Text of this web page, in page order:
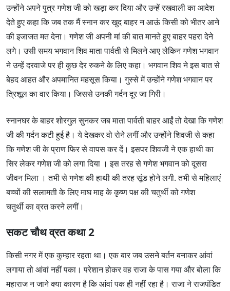
उन्होंने अपने पुत्र गणेश जी को खड़ा कर दिया और उन्हें रखवाली का आदेश
देते हुए कहा कि जब तक मैं स्नान कर खुद बाहर न आऊं किसी को भीतर आने
की इजाजत मत देना। गणेश जी अपनी मां की बात मानते हुए बाहर पहरा देने
लगे। उसी समय भगवान शिव माता पार्वती से मिलने आए लेकिन गणेश भगवान
ने उन्हें दरवाजे पर ही कुछ देर रुकने के लिए कहा। भगवान शिव ने इस बात से
बेहद आहत और अपमानित महसूस किया। गुस्से में उन्होंने गणेश भगवान पर
त्रिशूल का वार किया। जिससे उनकी गर्दन दूर जा गिरी।
स्नानघर के बाहर शोरगुल सुनकर जब माता पार्वती बाहर आईं तो देखा कि गणेश
जी की गर्दन कटी हुई है। ये देखकर वो रोने लगीं और उन्होंने शिवजी से कहा
कि गणेश जी के प्राण फिर से वापस कर दें। इसपर शिवजी ने एक हाथी का
सिर लेकर गणेश जी को लगा दिया । इस तरह से गणेश भगवान को दूसरा
जीवन मिला । तभी से गणेश की हाथी की तरह सूंड होने लगी. तभी से महिलाएं
बच्चों की सलामती के लिए माघ माह के कृष्ण पक्ष की चतुर्थी को गणेश
चतुर्थी का व्रत करने लगीं।
सकट चौथ व्रत कथा 2
किसी नगर में एक कुम्हार रहता था। एक बार जब उसने बर्तन बनाकर आंवां
लगाया तो आंवां नहीं पका। परेशान होकर वह राजा के पास गया और बोला कि
महाराज न जाने क्या कारण है कि आंवां पक ही नहीं रहा है। राजा ने राजपंडित